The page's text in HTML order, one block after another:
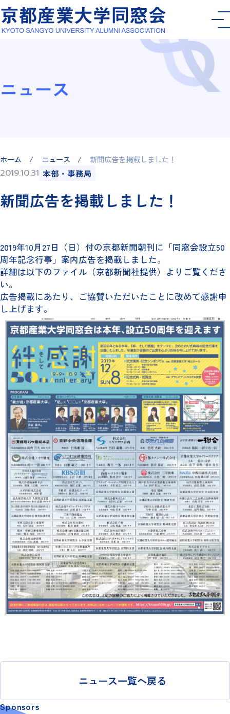
ニュース
ホーム ニュース 新聞広告を掲載しました！
2019.10.31 本部・事務局
新聞広告を掲載しました！
2019年10月27日（日）付の京都新聞朝刊に「同窓会設立50
周年記念行事」案内広告を掲載しました。
詳細は以下のファイル（京都新聞社提供）よりご覧くださ
い。
広告掲載にあたり、ご協賛いただいたことに改めて感謝申
し上げます。
ニュース一覧へ戻る
Sponsors